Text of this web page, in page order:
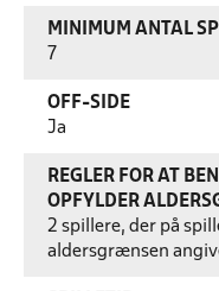
MINIMUM ANTAL
7
OFF-SIDE
Ja
REGLER FOR AT
OPFYLDER
2 spillere, der på
aldersgrænsen